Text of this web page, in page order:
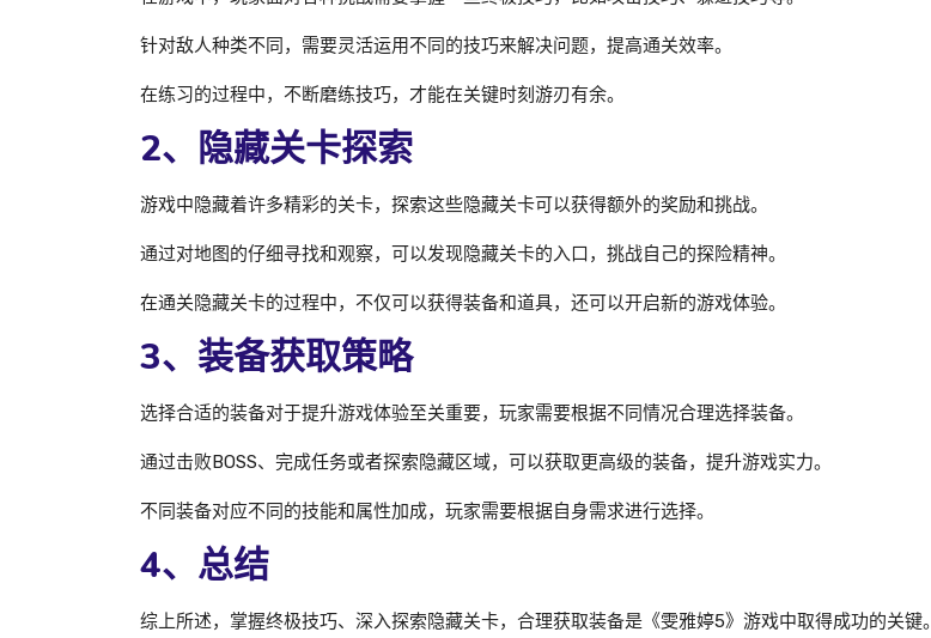
针对敌人种类不同，需要灵活运用不同的技巧来解决问题，提高通关效率。
在练习的过程中，不断磨练技巧，才能在关键时刻游刃有余。
2、隐藏关卡探索
游戏中隐藏着许多精彩的关卡，探索这些隐藏关卡可以获得额外的奖励和挑战。
通过对地图的仔细寻找和观察，可以发现隐藏关卡的入口，挑战自己的探险精神。
在通关隐藏关卡的过程中，不仅可以获得装备和道具，还可以开启新的游戏体验。
3、装备获取策略
选择合适的装备对于提升游戏体验至关重要，玩家需要根据不同情况合理选择装备。
通过击败BOSS、完成任务或者探索隐藏区域，可以获取更高级的装备，提升游戏实力。
不同装备对应不同的技能和属性加成，玩家需要根据自身需求进行选择。
4、总结
综上所述，掌握终极技巧、深入探索隐藏关卡，合理获取装备是《雯雅婷5》游戏中取得成功的关键。